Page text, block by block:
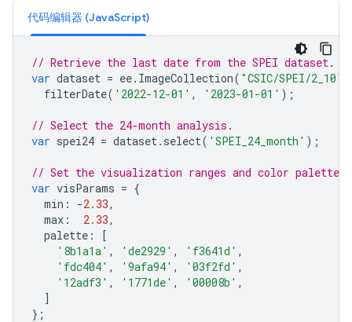
代码编辑器 (JavaScript)
// Retrieve the last date from the SPEI dataset.
var dataset = ee. ImageCollection( "CSIC/SPEI/2_10"
filterDate( '2022-12-01' , '2023-01-01' );
// Select the 24-month analysis.
var spei24 = dataset. select( 'SPEI_24_month' );
// Set the visualization ranges and color palette.
var visParams = {
min : -2.33,
max : 2.33,
palette :
[
'8b1a1a' , 'de2929' , 'f3641d' ,
'fdc404' , '9afa94' , '03f2fd' ,
'12adf3' , '1771de' , '00008b' ,
]
};